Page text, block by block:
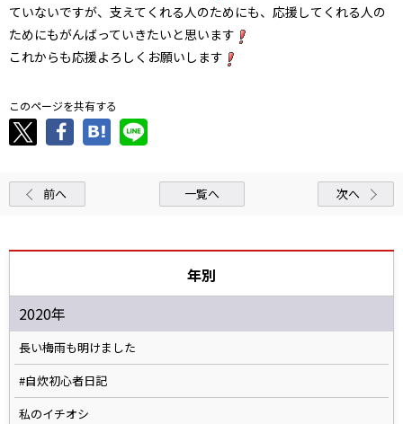
ていないですが、支えてくれる人のためにも、応援してくれる人の
ためにもがんばっていきたいと思います
これからも応援よろしくお願いします
このページを共有する
前へ 一覧へ 次へ
年別
2020年
長い梅雨も明けました
#自炊初心者日記
私のイチオシ